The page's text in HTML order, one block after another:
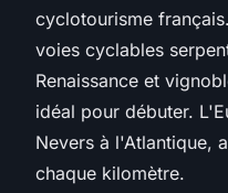
cyclotourisme
voies cyclables
Renaissance et
idéal pour débuter.
Nevers à l'Atlantique,
chaque kilomètre.